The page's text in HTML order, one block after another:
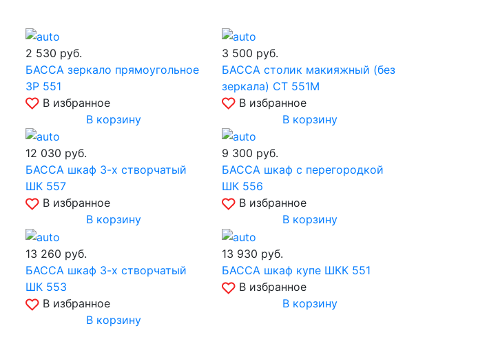
2 530 руб.
БАССА зеркало прямоугольное
ЗР 551
В избранное
В корзину
3 500 руб.
БАССА столик макияжный (без
зеркала) СТ 551М
В избранное
В корзину
12 030 руб.
БАССА шкаф 3-х створчатый
ШК 557
В избранное
В корзину
9 300 руб.
БАССА шкаф с перегородкой
ШК 556
В избранное
В корзину
13 260 руб.
БАССА шкаф 3-х створчатый
ШК 553
В избранное
В корзину
13 930 руб.
БАССА шкаф купе ШКК 551
В избранное
В корзину